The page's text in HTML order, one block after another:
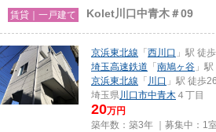
賃貸｜一戸建て Kolet川口中青木＃09
京浜東北線 「 西川口 」駅 徒
埼玉高速鉄道 「 南鳩ヶ谷 」
京浜東北線 「 川口 」駅 徒歩
埼玉県川口市中青木 ４丁目
20万円
築年数：築3年 ｜募集中： 1室